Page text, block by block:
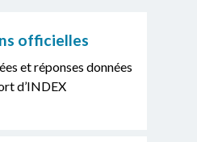
officielles
et réponses données
d’INDEX